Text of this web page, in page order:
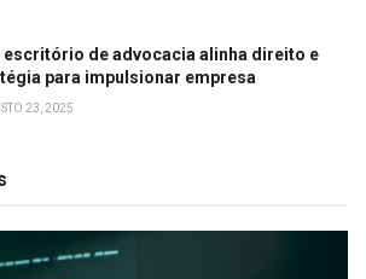
escritório de advocacia alinha direito e
para impulsionar empresa
23, 2025